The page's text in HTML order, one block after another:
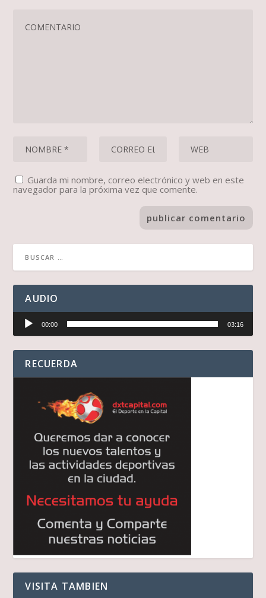
Guarda mi nombre, correo electrónico y web en este
navegador para la próxima vez que comente.
AUDIO
audio
00:00 03:16
RECUERDA
VISITA TAMBIEN